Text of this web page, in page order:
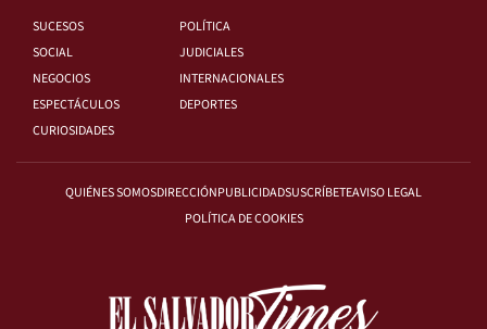
SUCESOS
POLÍTICA
SOCIAL
JUDICIALES
NEGOCIOS
INTERNACIONALES
ESPECTÁCULOS
DEPORTES
CURIOSIDADES
QUIÉNES SOMOSDIRECCIÓNPUBLICIDADSUSCRÍBETEAVISO LEGAL
POLÍTICA DE COOKIES